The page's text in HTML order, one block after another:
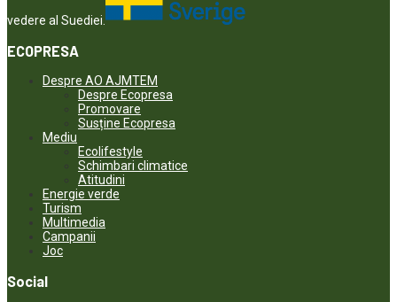
vedere al Suediei.
ECOPRESA
Despre AO AJMTEM
Despre Ecopresa
Promovare
Susține Ecopresa
Mediu
Ecolifestyle
Schimbari climatice
Atitudini
Energie verde
Turism
Multimedia
Campanii
Joc
Social